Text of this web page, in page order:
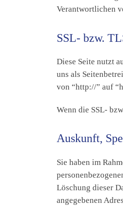
Verantwortlichen
SSL- bzw.
Diese Seite nutzt
uns als
von “http://” auf
Wenn die SSL-
Auskunft,
Sie haben im
Löschung dieser
angegebenen